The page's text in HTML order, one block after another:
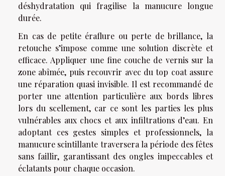
déshydratation qui fragilise la manucure longue
durée.
En cas de petite éraflure ou perte de brillance, la
retouche s’impose comme une solution discrète et
efficace. Appliquer une fine couche de vernis sur la
zone abîmée, puis recouvrir avec du top coat assure
une réparation quasi invisible. Il est recommandé de
porter une attention particulière aux bords libres
lors du scellement, car ce sont les parties les plus
vulnérables aux chocs et aux infiltrations d’eau. En
adoptant ces gestes simples et professionnels, la
manucure scintillante traversera la période des fêtes
sans faillir, garantissant des ongles impeccables et
éclatants pour chaque occasion.